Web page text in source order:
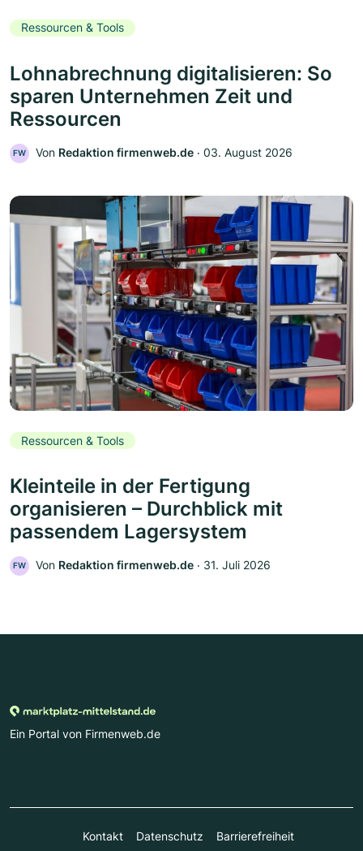
Ressourcen & Tools
Lohnabrechnung digitalisieren: So
sparen Unternehmen Zeit und
Ressourcen
FW Von Redaktion firmenweb.de ‧ 03. August 2026
Ressourcen & Tools
Kleinteile in der Fertigung
organisieren – Durchblick mit
passendem Lagersystem
FW Von Redaktion firmenweb.de ‧ 31. Juli 2026
Ein Portal von Firmenweb.de
Kontakt Datenschutz Barrierefreiheit